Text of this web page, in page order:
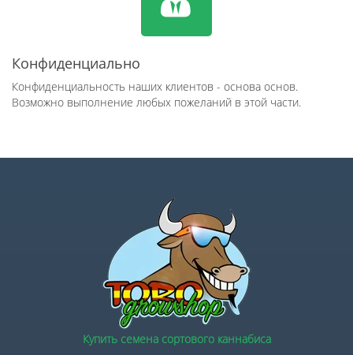
Конфиденциально
Конфиденциальность наших клиентов - основа основ.
Возможно выполнение любых пожеланий в этой части.
Купить семена сортового каннабиса